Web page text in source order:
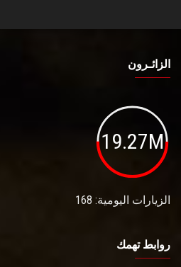
الزائـرون
19.27M
الزيارات اليومية: 168
روابط تهمك